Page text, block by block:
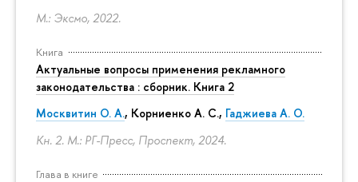
М.: Эксмо, 2022.
Книга
Актуальные вопросы применения рекламного
законодательства : сборник. Книга 2
Москвитин О. А., Корниенко А. С., Гаджиева А. О.
Кн. 2. М.: РГ-Пресс, Проспект, 2024.
Глава в книге